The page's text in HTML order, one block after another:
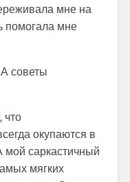
мне на
помогала мне
советы
что
окупаются в
мой саркастичный
мягких